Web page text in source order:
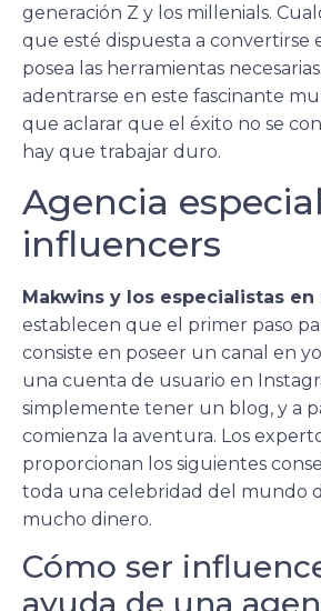
generación Z y los millenials.
que esté dispuesta a convertirse
posea las herramientas
adentrarse en este fascinante
que aclarar que el éxito no se
hay que trabajar duro.
Agencia
influencers
Makwins y los especialistas
establecen que el primer paso
consiste en poseer un canal en
una cuenta de usuario en
simplemente tener un blog, y a
comienza la aventura. Los
proporcionan los siguientes
toda una celebridad del mundo
mucho dinero.
Cómo ser